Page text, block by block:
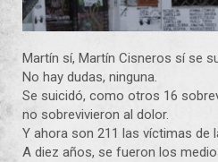
Martín sí, Martín Cisneros sí se
No hay dudas, ninguna.
Se suicidó, como otros 16
no sobrevivieron al dolor.
Y ahora son 211 las víctimas de
A diez años, se fueron los